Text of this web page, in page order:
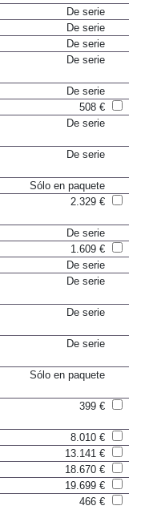
De serie
De serie
De serie
De serie
De serie
508 €
Sólo en paquete
De serie
1.609 €
De serie
8.010 €
13.141 €
18.670 €
19.699 €